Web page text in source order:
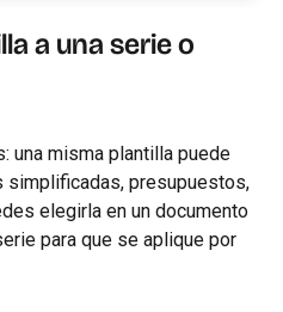
a una serie o
una misma plantilla puede
simplificadas, presupuestos,
elegirla en un documento
para que se aplique por